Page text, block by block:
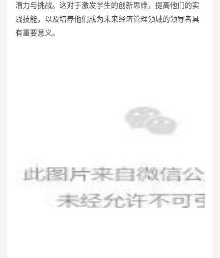
潜力与挑战。这对于激发学生的创新思维，提高他们的实
践技能，以及培养他们成为未来经济管理领域的领导者具
有重要意义。